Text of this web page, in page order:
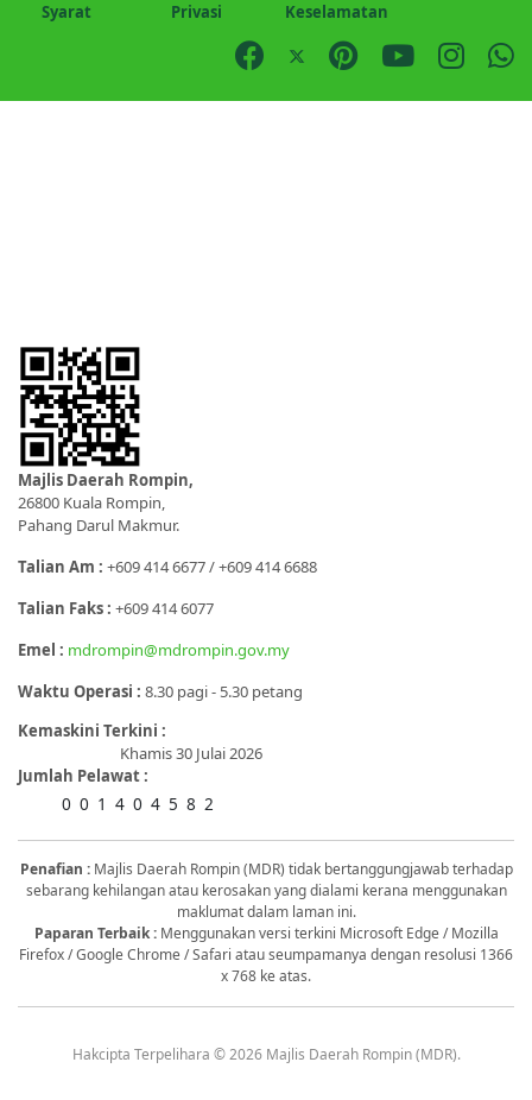
Syarat
Privasi
Keselamatan
Majlis Daerah Rompin,
26800 Kuala Rompin,
Pahang Darul Makmur.
Talian Am : +609 414 6677 / +609 414 6688
Talian Faks : +609 414 6077
Emel : mdrompin@mdrompin.gov.my
Waktu Operasi : 8.30 pagi - 5.30 petang
Kemaskini Terkini :
Khamis 30 Julai 2026
Jumlah Pelawat :
0 0 1 4 0 4 5 8 2
Penafian :Majlis Daerah Rompin (MDR) tidak bertanggungjawab terhadap
sebarang kehilangan atau kerosakan yang dialami kerana menggunakan
maklumat dalam laman ini.
Paparan Terbaik : Menggunakan versi terkini Microsoft Edge / Mozilla
Firefox / Google Chrome / Safari atau seumpamanya dengan resolusi 1366
x 768 ke atas.
Hakcipta Terpelihara © 2026 Majlis Daerah Rompin (MDR).